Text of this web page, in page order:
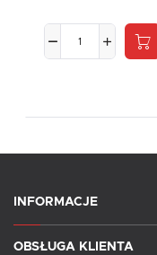
INFORMACJE
OBSŁUGA KLIENTA